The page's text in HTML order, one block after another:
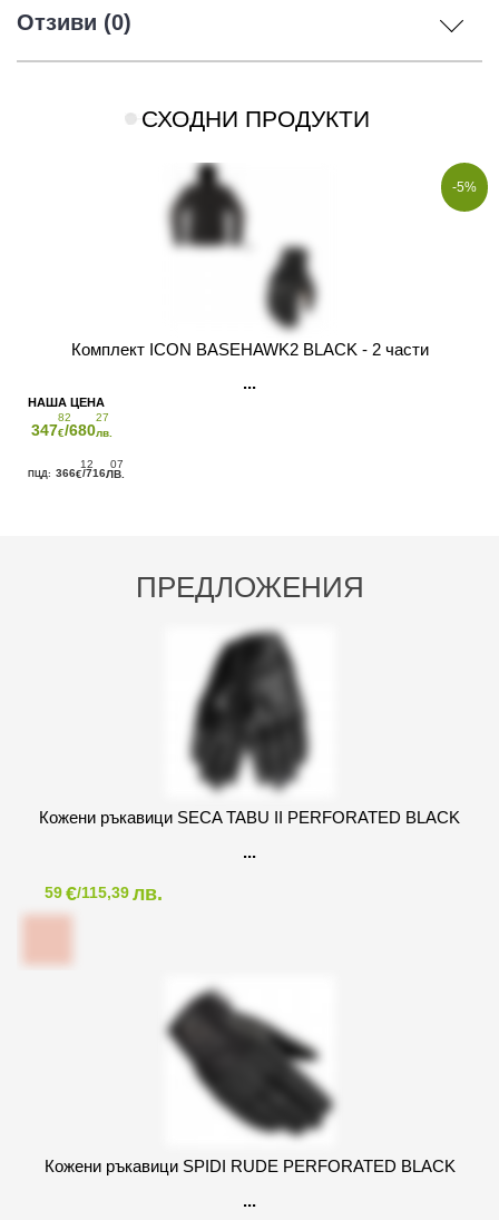
Отзиви (0)
ПРЕДЛОЖЕНИЯ
Кожени ръкавици SECA TABU II PERFORATED BLACK
59€/115,39лв.
Кожени ръкавици SPIDI RUDE PERFORATED BLACK
СХОДНИ ПРОДУКТИ
-5%
Комплект ICON BASEHAWK2 BLACK - 2 части
347
82
€/680
27
лв.
366
12
€/716
07
ЛВ.